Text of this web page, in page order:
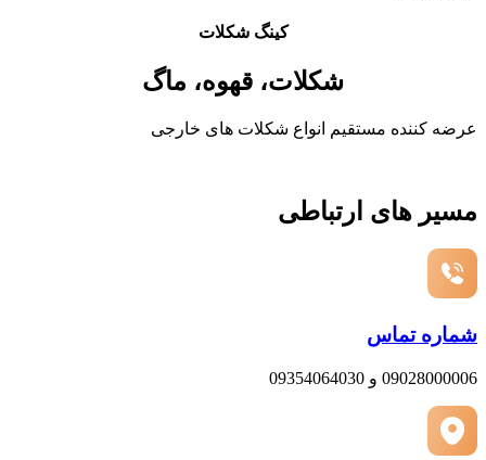
کینگ شکلات
شکلات، قهوه، ماگ
عرضه کننده مستقیم انواع شکلات های خارجی
مسیر های ارتباطی
شماره تماس
09028000006 و 09354064030